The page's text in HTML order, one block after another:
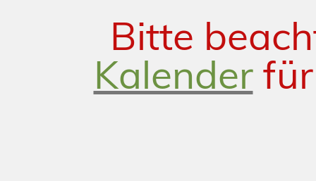
Bitte
Kalenderfür